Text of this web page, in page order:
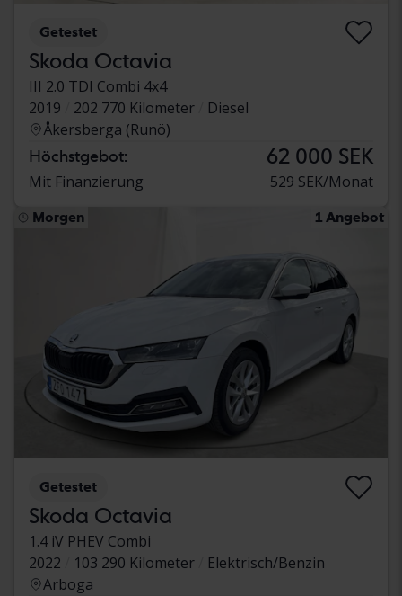
Getestet
Skoda Octavia
III 2.0 TDI Combi 4x4
2019
202 770 Kilometer
Diesel
Åkersberga (Runö)
Höchstgebot: 62 000 SEK
Mit Finanzierung 529 SEK/Monat
Morgen 1 Angebot
Getestet
Skoda Octavia
1.4 iV PHEV Combi
2022
103 290 Kilometer
Elektrisch/Benzin
Arboga